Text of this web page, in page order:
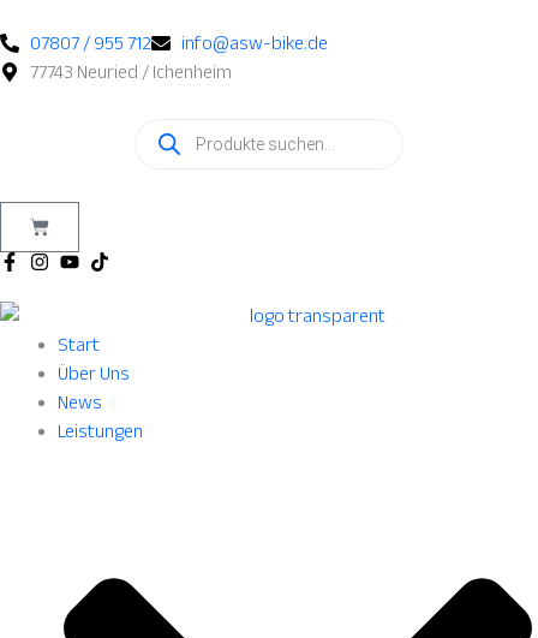
Inhalt
springen
07807 / 955 712
info@asw-bike.de
77743 Neuried / Ichenheim
search
Warenkorb
Start
Über Uns
News
Leistungen
sortiert